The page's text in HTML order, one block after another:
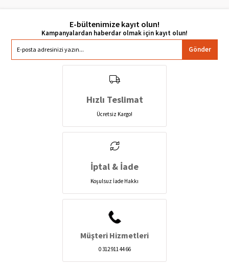
E-bültenimize kayıt olun!
Gönder
Hızlı Teslimat
Ücretsiz Kargo!
İptal & İade
Koşulsuz İade Hakkı
Müşteri Hizmetleri
0 312 911 44 66